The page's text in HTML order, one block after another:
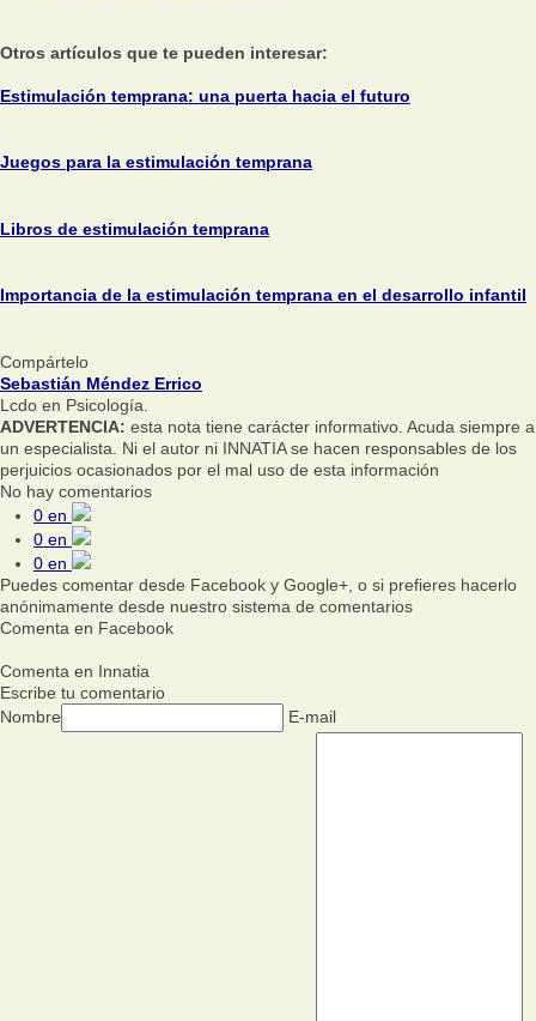
Otros artículos que te pueden interesar:
Estimulación temprana: una puerta hacia el futuro
Juegos para la estimulación temprana
Libros de estimulación temprana
Importancia de la estimulación temprana en el desarrollo infantil
Compártelo
Sebastián Méndez Errico
Lcdo en Psicología.
ADVERTENCIA: esta nota tiene carácter informativo. Acuda siempre a
un especialista. Ni el autor ni INNATIA se hacen responsables de los
perjuicios ocasionados por el mal uso de esta información
No hay comentarios
0 en
0 en
0 en
Puedes comentar desde Facebook y Google+, o si prefieres hacerlo
anónimamente desde nuestro sistema de comentarios
Comenta en Facebook
Comenta en Innatia
Escribe tu comentario
Nombre
E-mail